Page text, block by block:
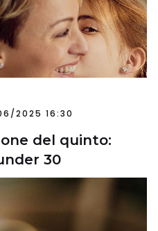
2025 16:30
del quinto:
30